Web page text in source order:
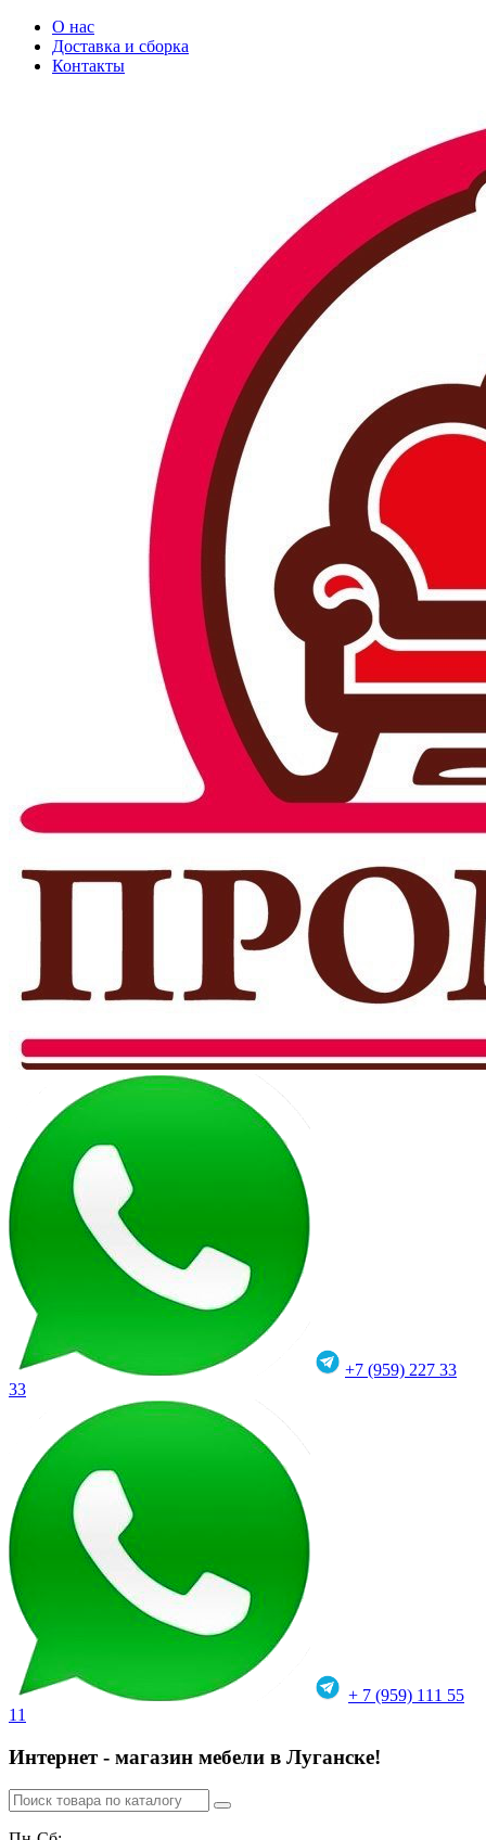
О нас
Доставка и сборка
Контакты
+7 (959) 227 33
33
+ 7 (959) 111 55
11
Интернет - магазин мебели в Луганске!